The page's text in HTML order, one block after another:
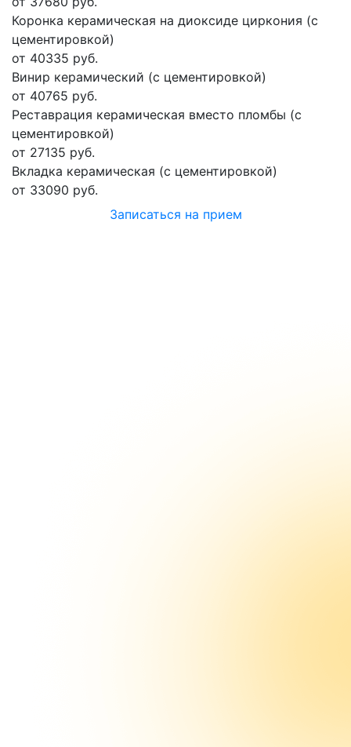
Коронка керамическая на диоксиде циркония (с
цементировкой)
от 40335 руб.
Винир керамический (с цементировкой)
от 40765 руб.
Реставрация керамическая вместо пломбы (с
цементировкой)
от 27135 руб.
Вкладка керамическая (с цементировкой)
от 33090 руб.
Записаться на прием